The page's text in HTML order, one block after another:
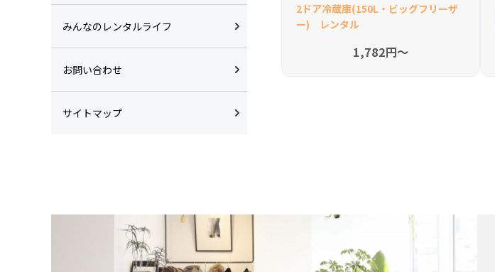
2ドア冷蔵庫(150L・ビッグフリーザ
ー) レンタル
1,782円〜
みんなのレンタルライフ
お問い合わせ
サイトマップ